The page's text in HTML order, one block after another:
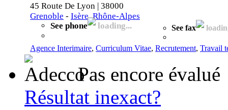
45 Route De Lyon | 38000
Grenoble - Isère, Rhône-Alpes
See phone
loading... See fax
Agence Interimaire, Curriculum Vitae, Recrutement, Travail
Pas encore évalué
Résultat inexact?